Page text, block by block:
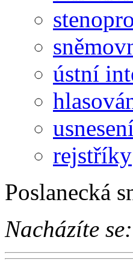
ústní
rejstříky
Poslanecká
Nacházíte se: